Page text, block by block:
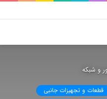
پوسته
و شبکه
قطعات و تجهیزات جانبی